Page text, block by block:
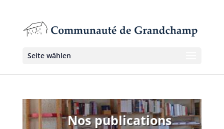
Seite wählen
Nos publications